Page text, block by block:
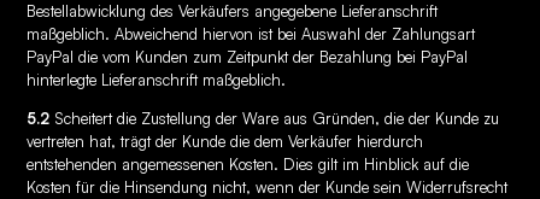
Bestellabwicklung des Verkäufers angegebene Lieferanschrift
maßgeblich. Abweichend hiervon ist bei Auswahl der Zahlungsart
PayPal die vom Kunden zum Zeitpunkt der Bezahlung bei PayPal
hinterlegte Lieferanschrift maßgeblich.
5.2 Scheitert die Zustellung der Ware aus Gründen, die der Kunde zu
vertreten hat, trägt der Kunde die dem Verkäufer hierdurch
entstehenden angemessenen Kosten. Dies gilt im Hinblick auf die
Kosten für die Hinsendung nicht, wenn der Kunde sein Widerrufsrecht